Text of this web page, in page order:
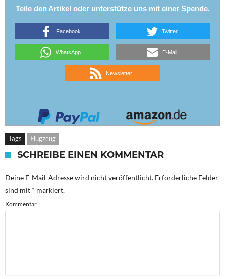
Teile den Artikel oder unterstütze uns mit einer Spende.
Facebook Twitter
WhatsApp E-Mail
Newsletter
Tags Flugzeug
SCHREIBE EINEN KOMMENTAR
Deine E-Mail-Adresse wird nicht veröffentlicht. Erforderliche Felder
sind mit * markiert.
Kommentar